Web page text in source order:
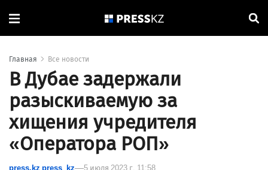
Главная Все новости
В Дубае задержали
разыскиваемую за
хищения учредителя
«Оператора РОП»
press.kz press_kz 5 июля 2023 г. 11:58